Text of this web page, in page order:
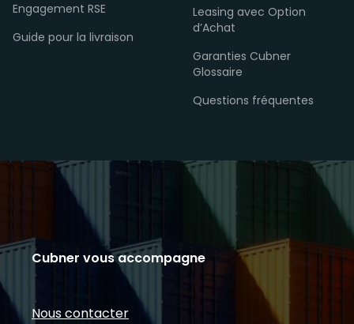
Cubner vous accompagne
Nous contacter
Engagement RSE
Guide pour la livraison
Leasing avec Option
d’Achat
Garanties Cubner
Glossaire
Questions fréquentes